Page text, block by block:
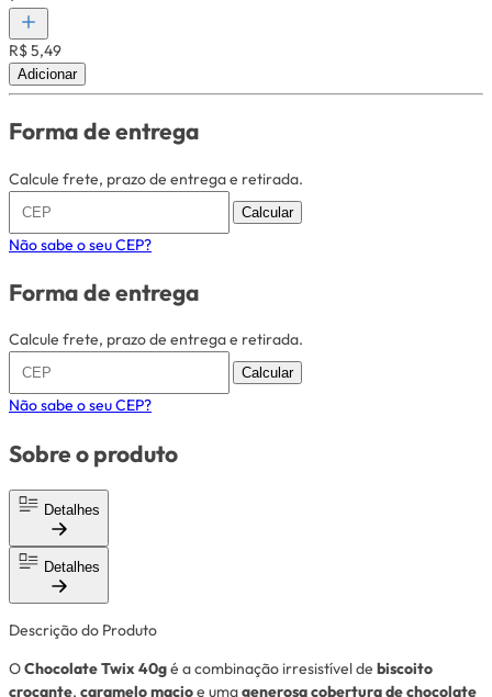
R$ 5,49
Adicionar
Forma de entrega
Calcule frete, prazo de entrega e retirada.
Calcular
Não sabe o seu CEP?
Forma de entrega
Calcule frete, prazo de entrega e retirada.
Calcular
Não sabe o seu CEP?
Sobre o produto
Detalhes
Detalhes
Descrição do Produto
OChocolate Twix 40gé a combinação irresistível de biscoito
crocante, caramelo macioe umagenerosa cobertura de chocolate